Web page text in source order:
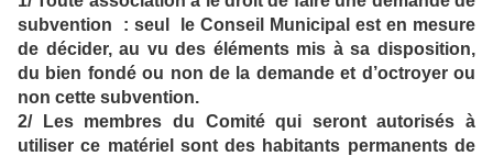
subvention : seul le Conseil Municipal est en mesure
de décider, au vu des éléments mis à sa disposition,
du bien fondé ou non de la demande et d’octroyer ou
non cette subvention.
2/ Les membres du Comité qui seront autorisés à
utiliser ce matériel sont des habitants permanents de